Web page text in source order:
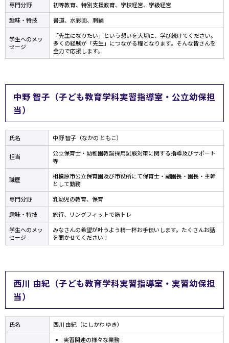
専門分野
初等教育、特別支援教育、学校経営、学級経営
趣味・特技
書道、水彩画、刺繍
学生へのメッ
セージ
「先生になりたい」という想いを大切に、学び続けてください。
多くの経験が「先生」につながる糧となります。そんな皆さんを
全力で応援します。
中野 智子（子ども教育学科実習指導室・公立幼保担
当）
氏名 中野 智子（なかの ともこ）
担当
公立保育士・幼稚園教諭採用試験対策に関する指導及びサポート
等
職歴
相模原市公立保育園及び市役所にて保育士・副園長・園長・主幹
として勤務
専門分野
乳幼児の教育、保育
趣味・特技
旅行、リングフィットで筋トレ
学生へのメッ
セージ
みなさんの希望が叶うよう精一杯お手伝いします。たくさんお話
を聞かせてください！
西川 由紀（子ども教育学科実習指導室・実習幼保担
当）
氏名
西川 由紀（にしかわ ゆき）
実習関連の様々な業務